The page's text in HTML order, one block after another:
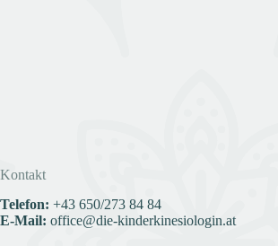
Kontakt
Telefon: +43 650/273 84 84
E-Mail: office@die-kinderkinesiologin.at